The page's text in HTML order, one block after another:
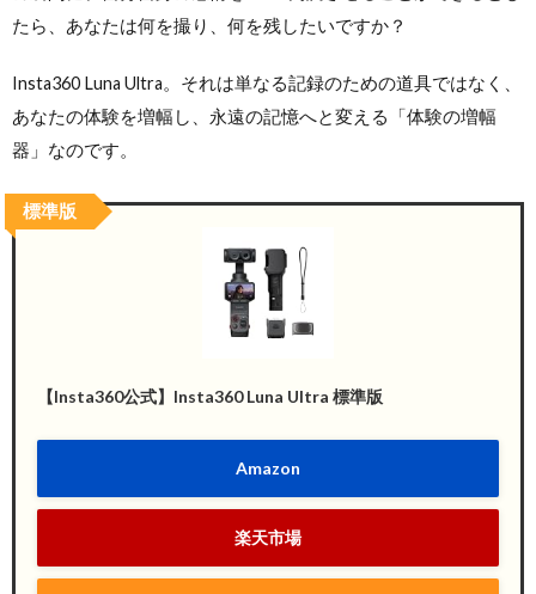
たら、あなたは何を撮り、何を残したいですか？
Insta360 Luna Ultra。それは単なる記録のための道具ではなく、
あなたの体験を増幅し、永遠の記憶へと変える「体験の増幅
器」なのです。
【Insta360公式】Insta360 Luna Ultra 標準版
Amazon
楽天市場
標準版